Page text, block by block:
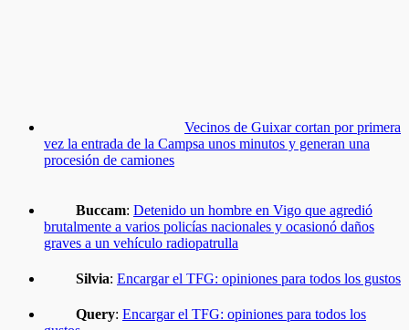
Vecinos de Guixar cortan por primera
vez la entrada de la Campsa unos minutos y generan una
procesión de camiones
Buccam: Detenido un hombre en Vigo que agredió
brutalmente a varios policías nacionales y ocasionó daños
graves a un vehículo radiopatrulla
Silvia: Encargar el TFG: opiniones para todos los gustos
Query: Encargar el TFG: opiniones para todos los